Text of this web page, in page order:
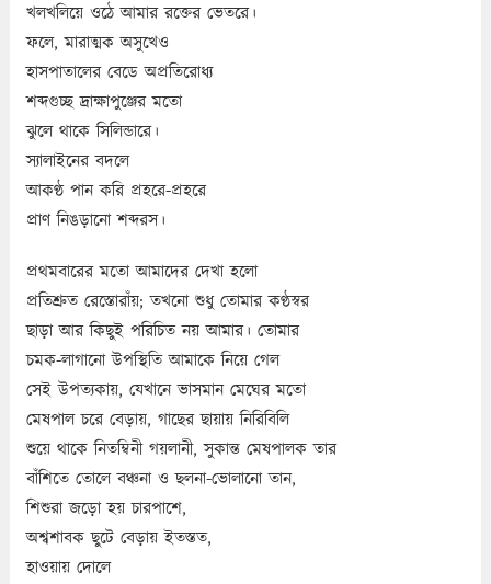
খলখলিয়ে ওঠে আমার রক্তের ভেতরে।
ফলে, মারাত্মক অসুখেও
হাসপাতালের বেডে অপ্রতিরোধ্য
শব্দগুচ্ছ দ্রাক্ষাপুঞ্জের মতো
ঝুলে থাকে সিলিন্ডারে।
স্যালাইনের বদলে
আকণ্ঠ পান করি প্রহরে-প্রহরে
প্রাণ নিঙড়ানো শব্দরস।
প্রথমবারের মতো আমাদের দেখা হলো
প্রতিশ্রুত রেস্তোরাঁয়; তখনো শুধু তোমার কণ্ঠস্বর
ছাড়া আর কিছুই পরিচিত নয় আমার। তোমার
চমক-লাগানো উপস্থিতি আমাকে নিয়ে গেল
সেই উপত্যকায়, যেখানে ভাসমান মেঘের মতো
মেষপাল চরে বেড়ায়, গাছের ছায়ায় নিরিবিলি
শুয়ে থাকে নিতম্বিনী গয়লানী, সুকান্ত মেষপালক তার
বাঁশিতে তোলে বঞ্চনা ও ছলনা-ভোলানো তান,
শিশুরা জড়ো হয় চারপাশে,
অশ্বশাবক ছুটে বেড়ায় ইতস্তত,
হাওয়ায় দোলে